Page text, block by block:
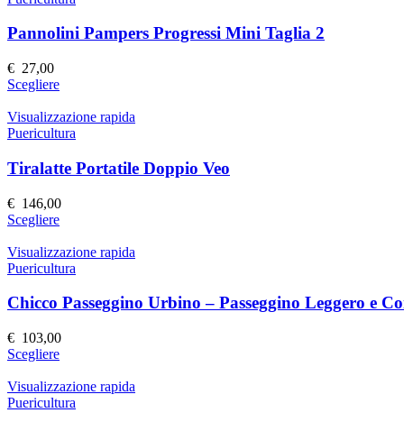
del
prodotto
Le
scelte
nella
pagina
del
prodotto
Pannolini Pampers Progressi Mini Taglia 2
€ 27,00
ScegliereQuesto
ha
più
Le
opzioni
possono
essere
scelte
nella
pagina
del
prodotto
Visualizzazione rapida
Puericultura
Tiralatte Portatile Doppio Veo
€ 146,00
ScegliereQuesto
ha
più
Le
possono
scelte
nella
pagina
del
Visualizzazione rapida
Puericultura
Chicco Passeggino Urbino – Passeggino Leggero e
€ 103,00
ScegliereQuesto
ha
più
Visualizzazione rapida
Puericultura